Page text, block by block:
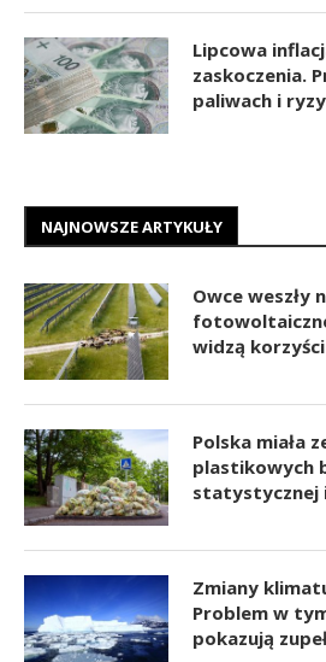
Lipcowa
zaskoczenia.
paliwach i
NAJNOWSZE ARTYKUŁY
Owce weszły
widzą korzyści
Polska miała
plastikowych
statystycznej
Zmiany
Problem w
pokazują